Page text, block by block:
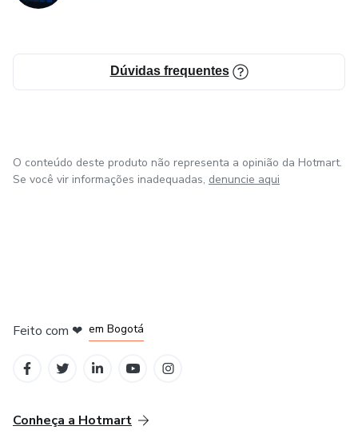
Dúvidas frequentes
O conteúdo deste produto não representa a opinião da Hotmart.
Se você vir informações inadequadas, denuncie aqui
Feito com ❤ em Bogotá
Conheça a Hotmart